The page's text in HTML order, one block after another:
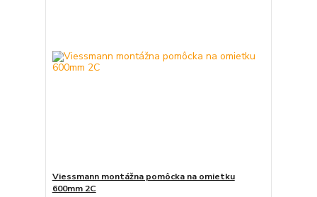
Viessmann montážna pomôcka na omietku
600mm 2C